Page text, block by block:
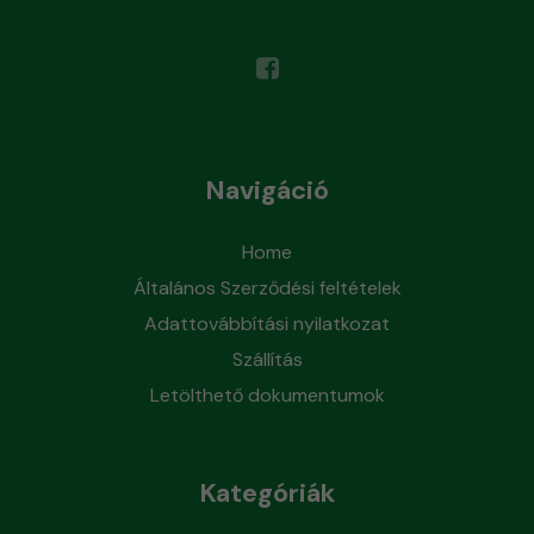
Navigáció
Home
Általános Szerződési feltételek
Adattovábbítási nyilatkozat
Szállítás
Letölthető dokumentumok
Kategóriák